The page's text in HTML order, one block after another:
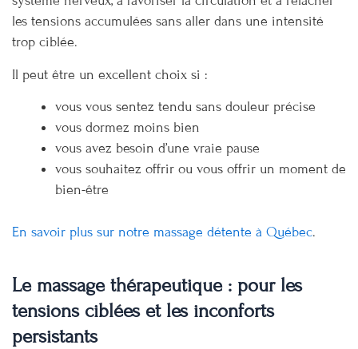
les tensions accumulées sans aller dans une intensité
trop ciblée.
Il peut être un excellent choix si :
vous vous sentez tendu sans douleur précise
vous dormez moins bien
vous avez besoin d’une vraie pause
vous souhaitez offrir ou vous offrir un moment de
bien-être
En savoir plus sur notre massage détente à Québec.
Le massage thérapeutique : pour les
tensions ciblées et les inconforts
persistants